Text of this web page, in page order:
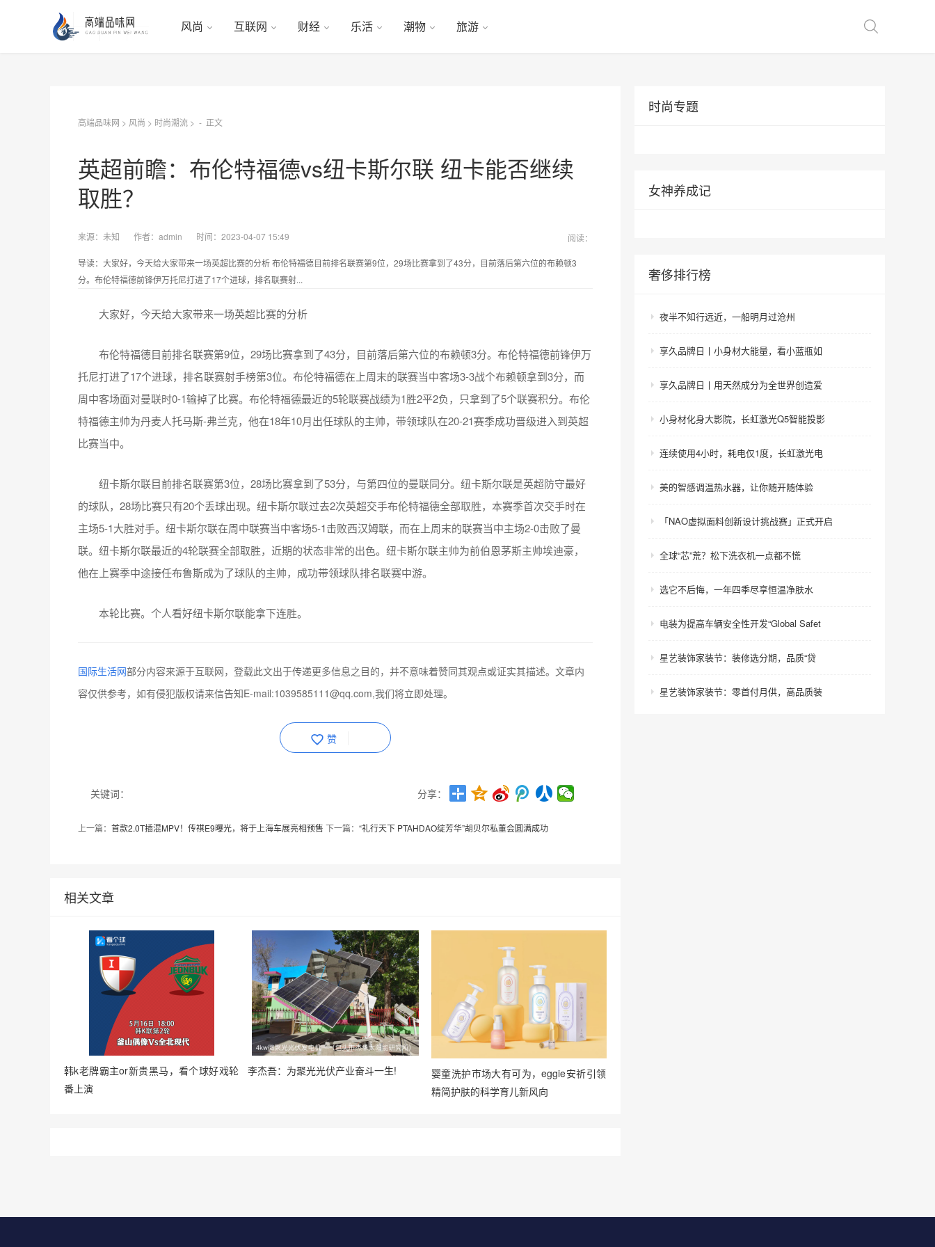
风尚 互联网 财经 乐活 潮物 旅游
高端品味网 > 风尚 > 时尚潮流 > - 正文
英超前瞻：布伦特福德vs纽卡斯尔联 纽卡能否继续
取胜？
来源： 未知 作者： admin 时间：2023-04-07 15:49 阅读：
导读：大家好，今天给大家带来一场英超比赛的分析 布伦特福德目前排名联赛第9位，29场比赛拿到了43分，目前落后第六位的布赖顿3
分。布伦特福德前锋伊万托尼打进了17个进球，排名联赛射...
大家好，今天给大家带来一场英超比赛的分析
布伦特福德目前排名联赛第9位，29场比赛拿到了43分，目前落后第六位的布赖顿3分。布伦特福德前锋伊万
托尼打进了17个进球，排名联赛射手榜第3位。布伦特福德在上周末的联赛当中客场3-3战个布赖顿拿到3分，而
周中客场面对曼联时0-1输掉了比赛。布伦特福德最近的5轮联赛战绩为1胜2平2负，只拿到了5个联赛积分。布伦
特福德主帅为丹麦人托马斯-弗兰克，他在18年10月出任球队的主帅，带领球队在20-21赛季成功晋级进入到英超
比赛当中。
纽卡斯尔联目前排名联赛第3位，28场比赛拿到了53分，与第四位的曼联同分。纽卡斯尔联是英超防守最好
的球队，28场比赛只有20个丢球出现。纽卡斯尔联过去2次英超交手布伦特福德全部取胜，本赛季首次交手时在
主场5-1大胜对手。纽卡斯尔联在周中联赛当中客场5-1击败西汉姆联，而在上周末的联赛当中主场2-0击败了曼
联。纽卡斯尔联最近的4轮联赛全部取胜，近期的状态非常的出色。纽卡斯尔联主帅为前伯恩茅斯主帅埃迪豪，
他在上赛季中途接任布鲁斯成为了球队的主帅，成功带领球队排名联赛中游。
本轮比赛。个人看好纽卡斯尔联能拿下连胜。
国际生活网部分内容来源于互联网，登载此文出于传递更多信息之目的，并不意味着赞同其观点或证实其描述。文章内
容仅供参考，如有侵犯版权请来信告知E-mail:1039585111@qq.com,我们将立即处理。
赞
关键词： 分享：
上一篇： 首款2.0T插混MPV！传祺E9曝光，将于上海车展亮相预售 下一篇： “礼行天下 PTAHDAO绽芳华”胡贝尔私董会圆满成功
相关文章
韩k老牌霸主or新贵黑马，看个球好戏轮
番上演
李杰吾：为聚光光伏产业奋斗一生!
婴童洗护市场大有可为，eggie安祈引领
精简护肤的科学育儿新风向
时尚专题
女神养成记
奢侈排行榜
夜半不知行远近，一船明月过沧州
享久品牌日丨小身材大能量，看小蓝瓶如
享久品牌日丨用天然成分为全世界创造爱
小身材化身大影院，长虹激光Q5智能投影
连续使用4小时，耗电仅1度，长虹激光电
美的智感调温热水器，让你随开随体验
「NAO虚拟面料创新设计挑战赛」正式开启
全球“芯”荒？松下洗衣机一点都不慌
选它不后悔，一年四季尽享恒温净肤水
电装为提高车辆安全性开发“Global Safet
星艺装饰家装节：装修选分期，品质“贷
星艺装饰家装节：零首付月供，高品质装